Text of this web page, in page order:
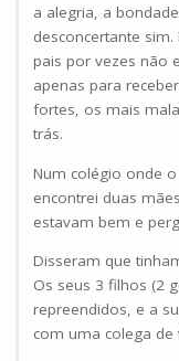
a alegria, a
desconcertante
pais por vezes não
apenas para
fortes, os mais
trás.
Num colégio onde
encontrei duas
estavam bem e
Disseram que
Os seus 3 filhos (2
repreendidos, e a
com uma colega de